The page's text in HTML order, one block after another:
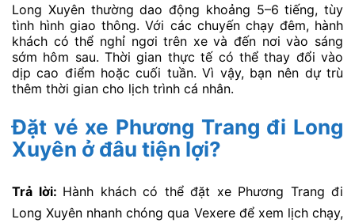
Long Xuyên thường dao động khoảng 5–6 tiếng, tùy
tình hình giao thông. Với các chuyến chạy đêm, hành
khách có thể nghỉ ngơi trên xe và đến nơi vào sáng
sớm hôm sau. Thời gian thực tế có thể thay đổi vào
dịp cao điểm hoặc cuối tuần. Vì vậy, bạn nên dự trù
thêm thời gian cho lịch trình cá nhân.
Đặt vé xe Phương Trang đi Long
Xuyên ở đâu tiện lợi?
Trả lời: Hành khách có thể đặt xe Phương Trang đi
Long Xuyên nhanh chóng qua Vexeređể xem lịch chạy,